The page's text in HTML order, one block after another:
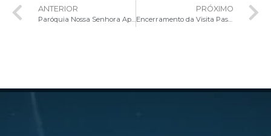
ANTERIOR
Paróquia Nossa Senhora Aparecida celebra Sacramento da Crisma em Momento de Fé e renovação das promessas batismais
PRÓXIMO
Encerramento da Visita Pastoral Missionária na Paróquia Nossa Senhora do Carmo